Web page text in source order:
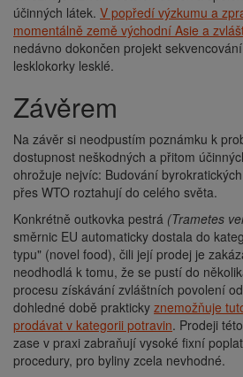
účinných látek. V popředí výzkumu a
momentálně země východní Asie a
nedávno dokončen projekt
lesklokorky lesklé.
Závěrem
Na závěr si neodpustím poznámku k
dostupnost neškodných a přitom
ohrožuje nejvíc: Budování
přes WTO roztahují do celého světa.
Konkrétně outkovka pestrá (Trametes
směrnic EU automaticky dostala do
typu" (novel food), čili její prodej je
neodhodlá k tomu, že se pustí do
procesu získávání zvláštních povolení
dohledné době prakticky znemožňuje
prodávat v kategorii potravin. Prodeji
zase v praxi zabraňují vysoké fixní
procedury, pro byliny zcela nevhodné.